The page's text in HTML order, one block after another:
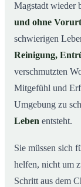
Magstadt
Magstadt wieder
und ohne
schwierigen
Reinigung,
verschmutzten
Mitgefühl und
Umgebung zu
Leben entsteht.
Sie müssen sich
helfen, nicht um
Schritt aus dem